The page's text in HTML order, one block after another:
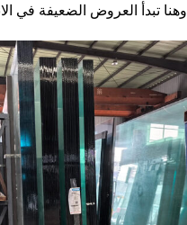
وهنا تبدأ العروض الضعيفة في